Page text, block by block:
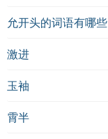
允开头的词语有哪些
激进
玉袖
霄半